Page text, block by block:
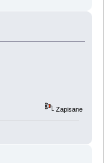
Zapisane